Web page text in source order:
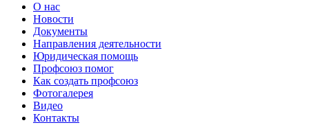
О нас
Новости
Документы
Направления деятельности
Юридическая помощь
Профсоюз помог
Как создать профсоюз
Фотогалерея
Видео
Контакты